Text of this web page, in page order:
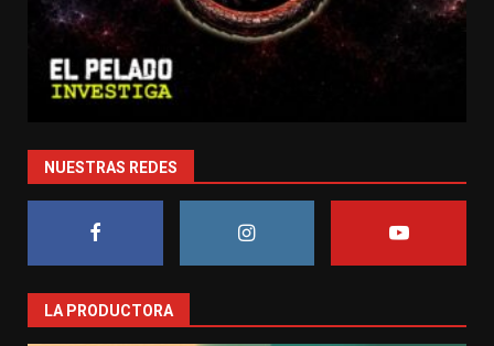
NUESTRAS REDES
LA PRODUCTORA